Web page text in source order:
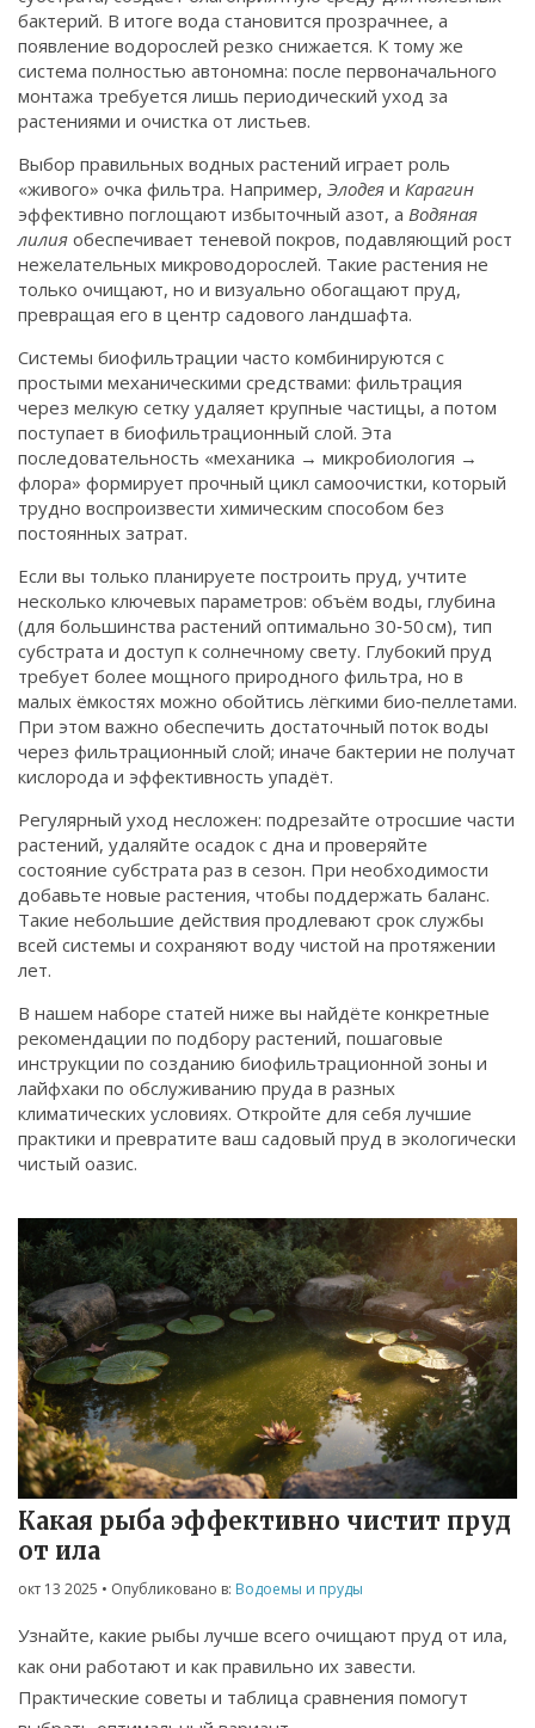
бактерий. В итоге вода становится прозрачнее, а
появление водорослей резко снижается. К тому же
система полностью автономна: после первоначального
монтажа требуется лишь периодический уход за
растениями и очистка от листьев.
Выбор правильных водных растений играет роль
«живого» очка фильтра. Например, Элодея и Карагин
эффективно поглощают избыточный азот, а Водяная
лилия обеспечивает теневой покров, подавляющий рост
нежелательных микроводорослей. Такие растения не
только очищают, но и визуально обогащают пруд,
превращая его в центр садового ландшафта.
Системы биофильтрации часто комбинируются с
простыми механическими средствами: фильтрация
через мелкую сетку удаляет крупные частицы, а потом
поступает в биофильтрационный слой. Эта
последовательность «механика → микробиология →
флора» формирует прочный цикл самоочистки, который
трудно воспроизвести химическим способом без
постоянных затрат.
Если вы только планируете построить пруд, учтите
несколько ключевых параметров: объём воды, глубина
(для большинства растений оптимально 30‑50 см), тип
субстрата и доступ к солнечному свету. Глубокий пруд
требует более мощного природного фильтра, но в
малых ёмкостях можно обойтись лёгкими био‑пеллетами.
При этом важно обеспечить достаточный поток воды
через фильтрационный слой; иначе бактерии не получат
кислорода и эффективность упадёт.
Регулярный уход несложен: подрезайте отросшие части
растений, удаляйте осадок с дна и проверяйте
состояние субстрата раз в сезон. При необходимости
добавьте новые растения, чтобы поддержать баланс.
Такие небольшие действия продлевают срок службы
всей системы и сохраняют воду чистой на протяжении
лет.
В нашем наборе статей ниже вы найдёте конкретные
рекомендации по подбору растений, пошаговые
инструкции по созданию биофильтрационной зоны и
лайфхаки по обслуживанию пруда в разных
климатических условиях. Откройте для себя лучшие
практики и превратите ваш садовый пруд в экологически
чистый оазис.
Какая рыба эффективно чистит пруд
от ила
окт 13 2025 • Опубликовано в: Водоемы и пруды
Узнайте, какие рыбы лучше всего очищают пруд от ила,
как они работают и как правильно их завести.
Практические советы и таблица сравнения помогут